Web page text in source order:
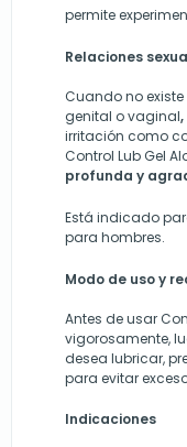
permite
Relaciones
Cuando no
genital o vaginal,
irritación como
Control Lub Gel
profunda y
Está indicado
para hombres.
Modo de uso y
Antes de usar
vigorosamente,
desea lubricar,
para evitar
Indicaciones